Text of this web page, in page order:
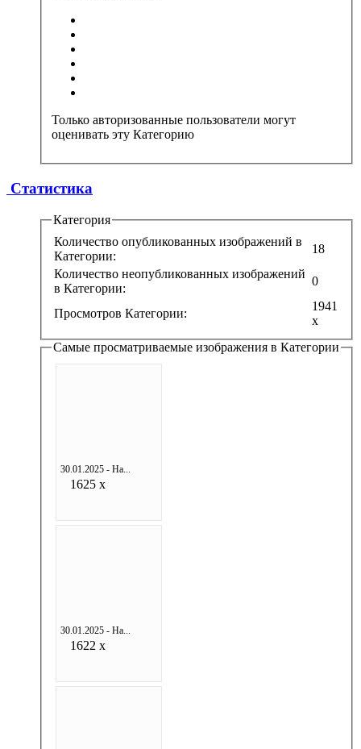
Только авторизованные пользователи могут
оценивать эту Категорию
Статистика
Категория
Количество опубликованных изображений в
Категории:
18
Количество неопубликованных изображений
в Категории:
0
Просмотров Категории:
1941
x
Самые просматриваемые изображения в Категории
30.01.2025 - На...
1625 x
30.01.2025 - На...
1622 x